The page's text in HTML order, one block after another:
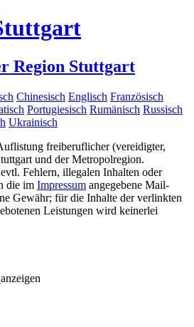
Region Stuttgart
Chinesisch Englisch Französisch
Portugiesisch Rumänisch Russisch
Ukrainisch
freiberuflicher (vereidigter,
und der Metropolregion.
Fehlern, illegalen Inhalten oder
die im Impressum angegebene Mail-
Gewähr; für die Inhalte der verlinkten
Leistungen wird keinerlei
anzeigen